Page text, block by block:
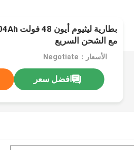
مع الشحن السريع
الأسعار：Negotiate
افضل سعر